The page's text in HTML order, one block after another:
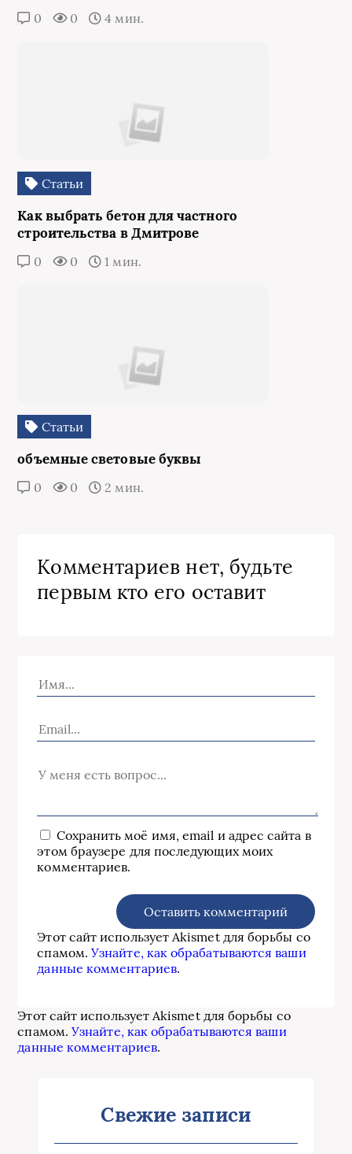
0 0 4 мин.
Статьи
Как выбрать бетон для частного
строительства в Дмитрове
0 0 1 мин.
Статьи
объемные световые буквы
0 0 2 мин.
Комментариев нет, будьте
первым кто его оставит
Сохранить моё имя, email и адрес сайта в
этом браузере для последующих моих
комментариев.
Этот сайт использует Akismet для борьбы со
спамом.Узнайте, как обрабатываются ваши
данные комментариев.
Этот сайт использует Akismet для борьбы со
спамом.Узнайте, как обрабатываются ваши
данные комментариев.
Свежие записи